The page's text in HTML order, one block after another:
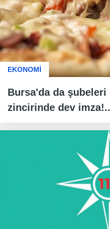
EKONOMİ
Bursa'da da şubeleri
zincirinde dev